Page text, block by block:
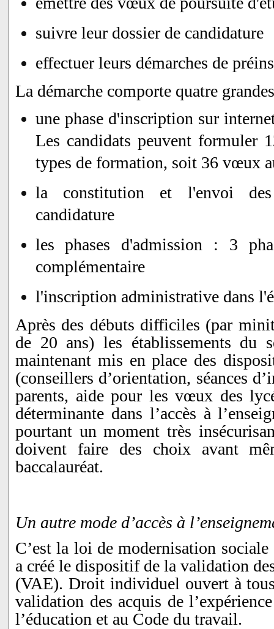
suivre leur dossier de candidature
effectuer leurs démarches de
La démarche comporte quatre
une phase d'inscription sur
Les candidats peuvent formuler
types de formation, soit 36 vœux
la constitution et l'envoi
candidature
les phases d'admission : 3
complémentaire
l'inscription administrative dans
Après des débuts difficiles (par
de 20 ans) les établissements du
maintenant mis en place des
(conseillers d’orientation, séances
parents, aide pour les vœux des
déterminante dans l’accès à
pourtant un moment très
doivent faire des choix avant
baccalauréat.
Un autre mode d’accès à
C’est la loi de modernisation
a créé le dispositif de la validation
(VAE). Droit individuel ouvert à
validation des acquis de
l’éducation et au Code du travail.